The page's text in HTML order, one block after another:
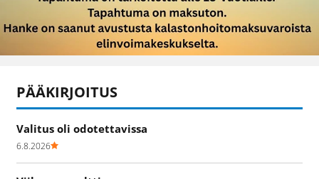
PÄÄKIRJOITUS
Valitus oli odotettavissa
6.8.2026